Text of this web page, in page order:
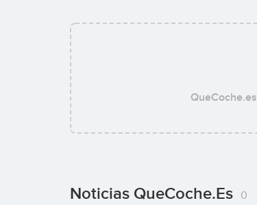
QueCoche.es
Noticias QueCoche.es 0